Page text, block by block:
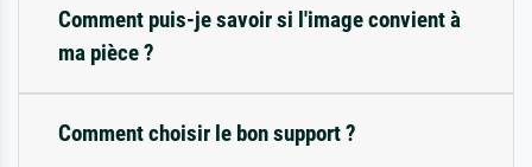
Comment puis-je savoir si l'image convient à
ma pièce ?
Comment choisir le bon support ?